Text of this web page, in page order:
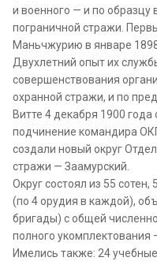
и военного — и по образцу
пограничной стражи.
Маньчжурию в январе 1898
Двухлетний опыт их
совершенствования
охранной стражи, и по
Витте 4 декабря 1900
подчинение командира
создали новый округ
стражи — Заамурский.
Округ состоял из 55
(по 4 орудия в каждой),
бригады) с общей
полного укомплектования
Имелись также: 24